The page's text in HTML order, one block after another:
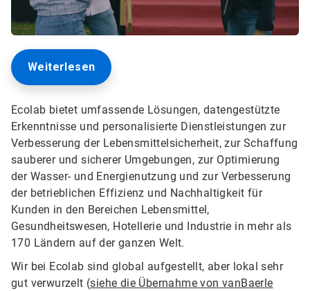
Weiterlesen
Ecolab bietet umfassende Lösungen, datengestützte
Erkenntnisse und personalisierte Dienstleistungen zur
Verbesserung der Lebensmittelsicherheit, zur Schaffung
sauberer und sicherer Umgebungen, zur Optimierung
der Wasser- und Energienutzung und zur Verbesserung
der betrieblichen Effizienz und Nachhaltigkeit für
Kunden in den Bereichen Lebensmittel,
Gesundheitswesen, Hotellerie und Industrie in mehr als
170 Ländern auf der ganzen Welt.
Wir bei Ecolab sind global aufgestellt, aber lokal sehr
gut verwurzelt (siehe die Übernahme von vanBaerle